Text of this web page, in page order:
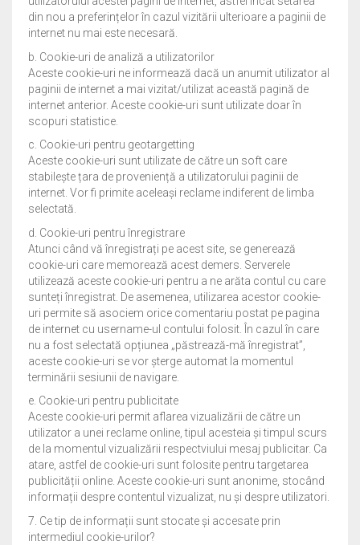
din nou a preferințelor în cazul vizitării ulterioare a paginii de
internet nu mai este necesară.
b. Cookie-uri de analiză a utilizatorilor
Aceste cookie-uri ne informează dacă un anumit utilizator al
paginii de internet a mai vizitat/utilizat această pagină de
internet anterior. Aceste cookie-uri sunt utilizate doar în
scopuri statistice.
c. Cookie-uri pentru geotargetting
Aceste cookie-uri sunt utilizate de către un soft care
stabilește țara de proveniență a utilizatorului paginii de
internet. Vor fi primite aceleași reclame indiferent de limba
selectată.
d. Cookie-uri pentru înregistrare
Atunci când vă înregistrați pe acest site, se generează
cookie-uri care memorează acest demers. Serverele
utilizează aceste cookie-uri pentru a ne arăta contul cu care
sunteți înregistrat. De asemenea, utilizarea acestor cookie-
uri permite să asociem orice comentariu postat pe pagina
de internet cu username-ul contului folosit. În cazul în care
nu a fost selectată opțiunea „păstrează-mă înregistrat”,
aceste cookie-uri se vor șterge automat la momentul
terminării sesiunii de navigare.
e. Cookie-uri pentru publicitate
Aceste cookie-uri permit aflarea vizualizării de către un
utilizator a unei reclame online, tipul acesteia și timpul scurs
de la momentul vizualizării respectviului mesaj publicitar. Ca
atare, astfel de cookie-uri sunt folosite pentru targetarea
publicității online. Aceste cookie-uri sunt anonime, stocând
informații despre contentul vizualizat, nu și despre utilizatori.
7. Ce tip de informații sunt stocate și accesate prin
intermediul cookie-urilor?